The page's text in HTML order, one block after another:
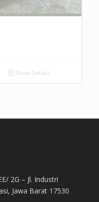
Show Details
2G – Jl. Industri
Jawa Barat 17530